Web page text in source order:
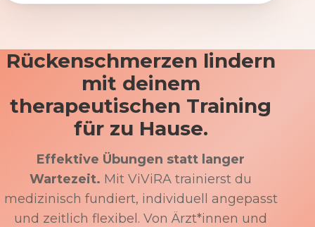
Rückenschmerzen lindern
mit deinem
therapeutischen Training
für zu Hause.
Effektive Übungen statt langer
Wartezeit. Mit ViViRA trainierst du
medizinisch fundiert, individuell angepasst
und zeitlich flexibel. Von Ärzt*innen und